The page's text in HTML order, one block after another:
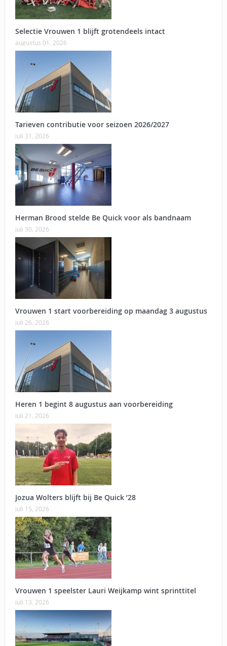
Selectie Vrouwen 1 blijft grotendeels intact
augustus 01, 2026
Tarieven contributie voor seizoen 2026/2027
juli 31, 2026
Herman Brood stelde Be Quick voor als bandnaam
juli 30, 2026
Vrouwen 1 start voorbereiding op maandag 3 augustus
juli 26, 2026
Heren 1 begint 8 augustus aan voorbereiding
juli 21, 2026
Jozua Wolters blijft bij Be Quick ’28
juli 15, 2026
Vrouwen 1 speelster Lauri Weijkamp wint sprinttitel
juli 13, 2026